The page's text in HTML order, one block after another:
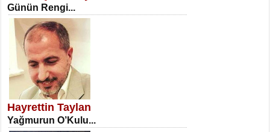
NECLA DİLEK ARSLAN
Öğretmenler Günü Mahkemesi...
Günün Rengi...
Hayrettin Taylan
Yağmurun O’Kulu...